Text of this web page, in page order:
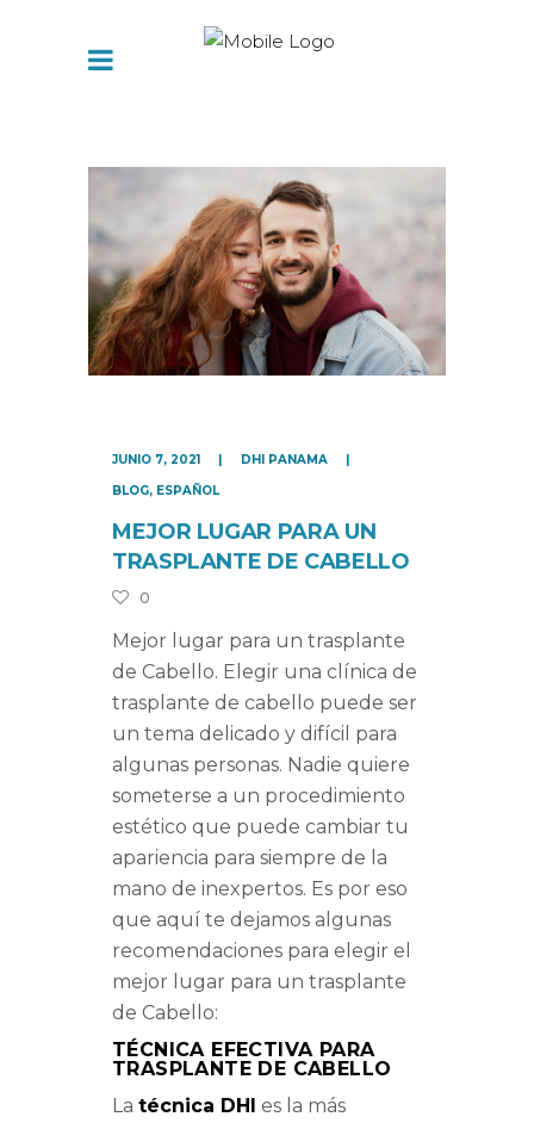
JUNIO 7, 2021
DHI PANAMA
BLOG, ESPAÑOL
MEJOR LUGAR PARA UN
TRASPLANTE DE CABELLO
0
Mejor lugar para un trasplante
de Cabello. Elegir una clínica de
trasplante de cabello puede ser
un tema delicado y difícil para
algunas personas. Nadie quiere
someterse a un procedimiento
estético que puede cambiar tu
apariencia para siempre de la
mano de inexpertos. Es por eso
que aquí te dejamos algunas
recomendaciones para elegir el
mejor lugar para un trasplante
de Cabello:
TÉCNICA EFECTIVA PARA
TRASPLANTE DE CABELLO
La técnica DHI es la más